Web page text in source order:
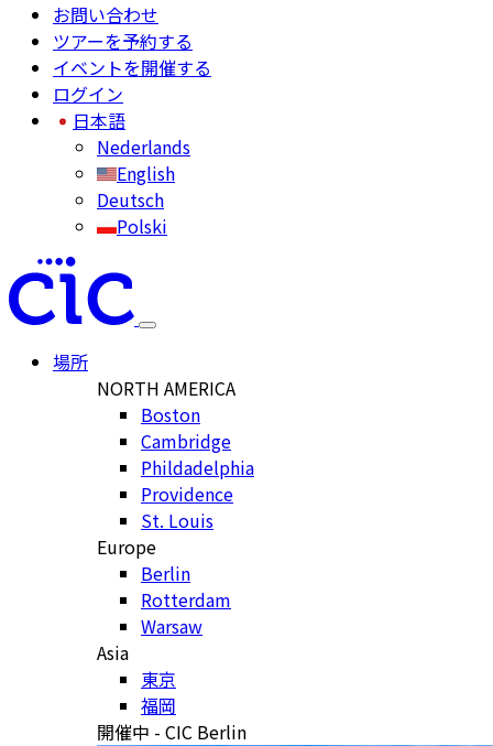
お問い合わせ
ツアーを予約する
イベントを開催する
ログイン
日本語
Nederlands
English
Deutsch
Polski
場所
NORTH AMERICA
Boston
Cambridge
Phildadelphia
Providence
St. Louis
Europe
Berlin
Rotterdam
Warsaw
Asia
東京
福岡
開催中 - CIC Berlin